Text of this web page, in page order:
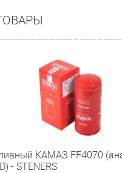
КАМАЗ FF4070
- STENERS